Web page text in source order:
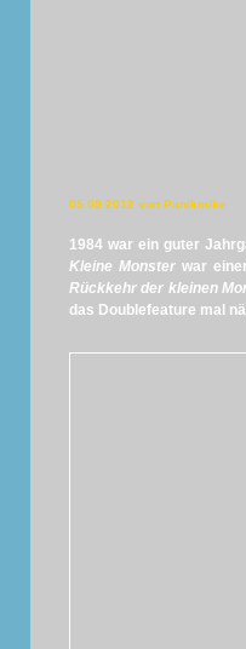
05.09.2012 von Panikmike
1984 war ein guter
Kleine Monsterwar
Rückkehr der kleinen
das Doublefeature mal